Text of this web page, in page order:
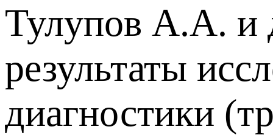
Тулупов А.А. и
результаты
диагностики